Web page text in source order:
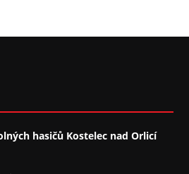
hasičů Kostelec nad Orlicí